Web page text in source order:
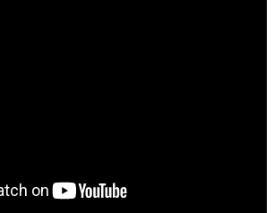
說亦如是安立無我。以於有為有法，斷
，即安立為法無我性圓成實相，極顯